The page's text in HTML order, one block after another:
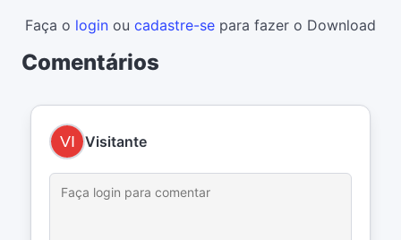
Faça o login ou cadastre-se para fazer o Download
Comentários
Visitante